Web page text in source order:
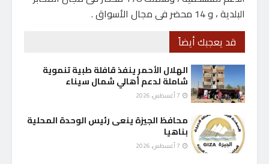
البلدية ، و 14 محضر فى مجال الأسواق .
قد يعجبك أيضاً
الهلال الأحمر ينفذ قافلة طبية تنموية
شاملة لدعم أهالي شمال سيناء
محافظ الجيزة ينعى رئيس الوحدة المحلية
بناهيا